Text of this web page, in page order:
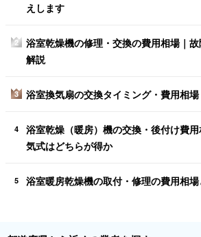
えします
2
浴室乾燥機の修理・交換の費用相場｜故
解説
3 浴室換気扇の交換タイミング・費用相
4
浴室乾燥（暖房）機の交換・後付け費
気式はどちらが得か
5 浴室暖房乾燥機の取付・修理の費用相